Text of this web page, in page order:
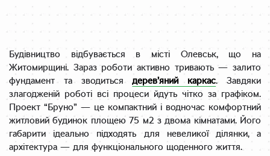
Будівництво відбувається в місті Олевськ, що на
Житомирщині. Зараз роботи активно тривають — залито
фундамент та зводитьсядерев’яний каркас. Завдяки
злагодженій роботі всі процеси йдуть чітко за графіком.
Проект “Бруно” — це компактний і водночас комфортний
житловий будинок площею 75 м2 з двома кімнатами. Його
габарити ідеально підходять для невеликої ділянки, а
архітектура — для функціонального щоденного життя.